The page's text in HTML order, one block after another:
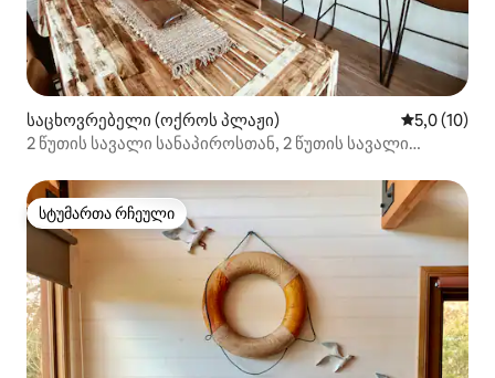
საცხოვრებელი (ოქროს პლაჟი) საშუალო
5,0 (10)
2 წუთის სავალი სანაპიროსთან, 2 წუთის სავალი
სტუმართა რჩეული
სტუმართა რჩეული